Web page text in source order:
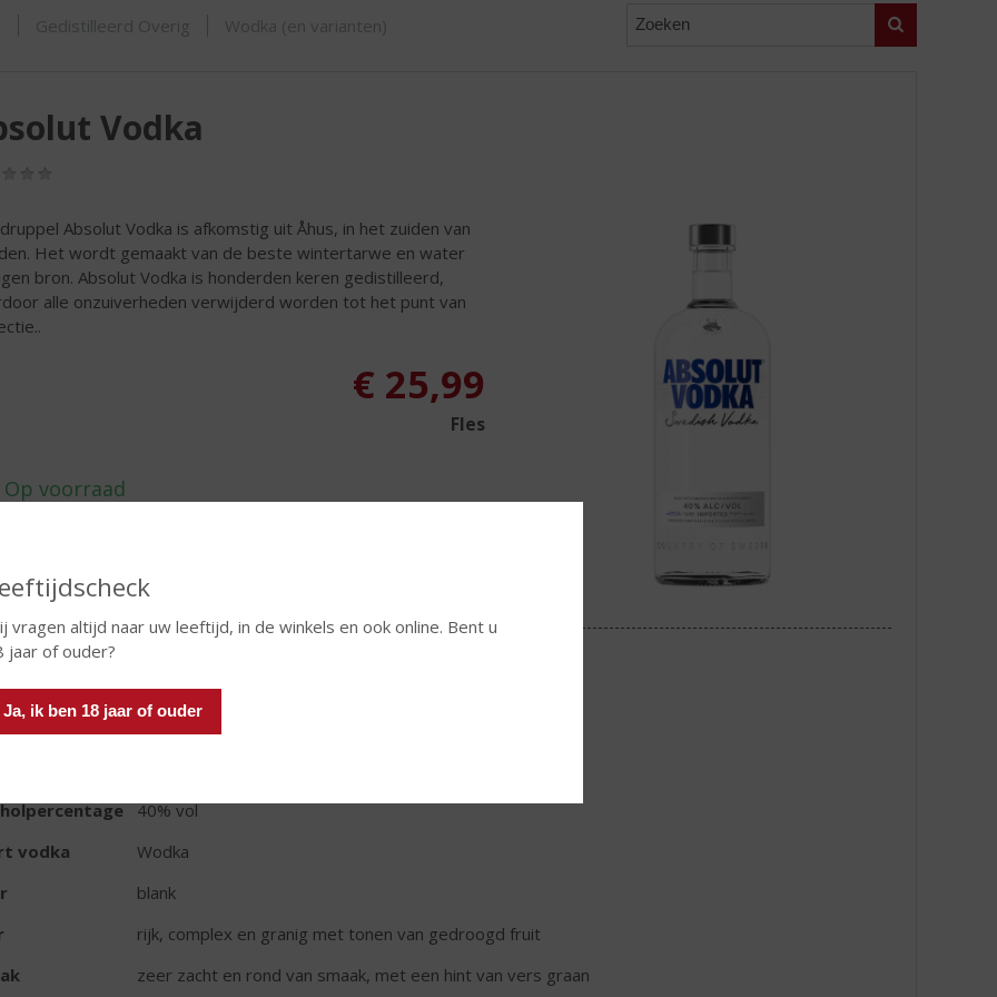
vragen altijd naar uw leeftijd, in de winkels en ook online. Bent u
jaar of ouder?
Ja, ik ben 18 jaar of ouder
Zoeken
Gedistilleerd Overig Wodka (en varianten)
Vodka
Absolut Vodka is afkomstig uit Åhus, in het zuiden van
Het wordt gemaakt van de beste wintertarwe en water
bron. Absolut Vodka is honderden keren gedistilleerd,
alle onzuiverheden verwijderd worden tot het punt van
€ 25,99
Fles
In winkelmand
40% vol
vodka
Wodka
blank
rijk, complex en granig met tonen van gedroogd fruit
zeer zacht en rond van smaak, met een hint van vers graan